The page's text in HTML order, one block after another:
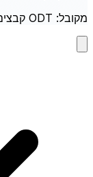
מקובל: ODT קבצים · מקסימום 100 MB לקובץ